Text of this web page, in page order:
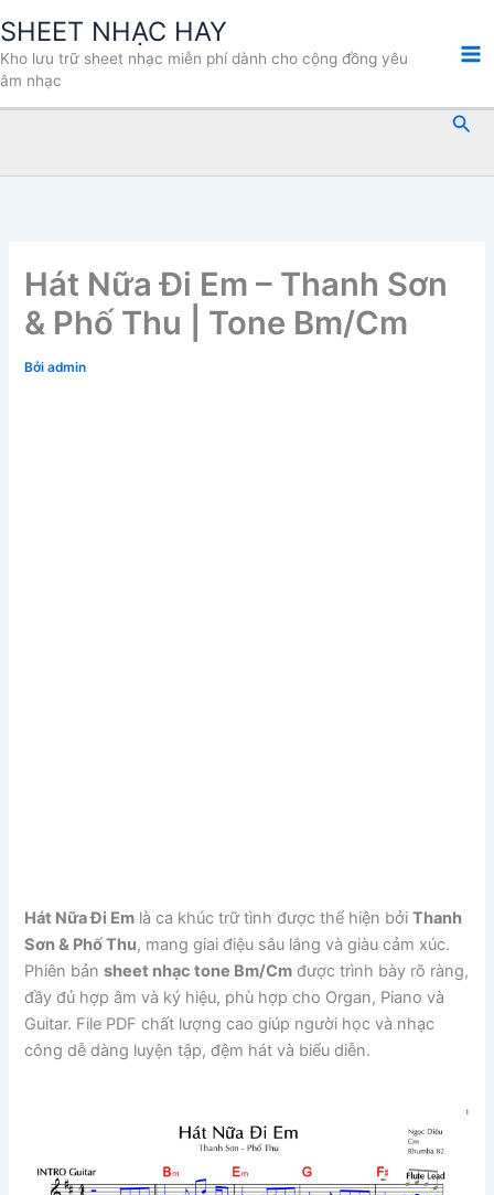
tới
nội
dung
SHEET NHẠC HAY
Kho lưu trữ sheet nhạc miễn phí dành cho cộng đồng yêu
âm nhạc
Tìm
Hát Nữa Đi Em – Thanh Sơn
& Phố Thu | Tone Bm/Cm
Bởiadmin
Hát Nữa Đi Em là ca khúc trữ tình được thể hiện bởiThanh
Sơn & Phố Thu, mang giai điệu sâu lắng và giàu cảm xúc.
Phiên bảnsheet nhạc tone Bm/Cm được trình bày rõ ràng,
đầy đủ hợp âm và ký hiệu, phù hợp cho Organ, Piano và
Guitar. File PDF chất lượng cao giúp người học và nhạc
công dễ dàng luyện tập, đệm hát và biểu diễn.